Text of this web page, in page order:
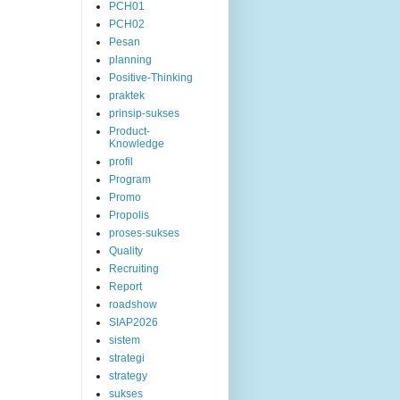
PCH01
PCH02
Pesan
planning
Positive-Thinking
praktek
prinsip-sukses
Product-
Knowledge
profil
Program
Promo
Propolis
proses-sukses
Quality
Recruiting
Report
roadshow
SIAP2026
sistem
strategi
strategy
sukses